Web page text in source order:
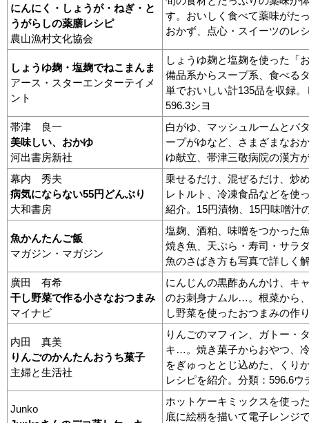
にんにく・しょうが・ねぎ・と
うがらしの薬膳レシピ
農山漁村文化協会
す。おいしく食べて薬味がた
おかず、点心・スイーツのレ
しょうゆ麹・塩麹でねこまんま
アース・スターエンターテイメ
ント
しょうゆ麹と塩麹を使った「
備品系からスープ系、食べる
単でおいしい計135品を収録
596.3シヨ
帯津 良一
美味しい、おかゆ
河出書房新社
白がゆ、マッシュルームとバ
ープがゆなど、さまざまなお
ゆ献立、帯津三敬病院の漢方
幕内 秀夫
病気にならない55円どんぶり
大和書房
乗せるだけ、混ぜるだけ、炒
レトルト、冷凍食品などを使
紹介。15円漬物、15円味噌汁
魚かんたんご飯
マガジン・マガジン
塩麹、酒粕、味噌をつかった
焼き魚、天ぷら・寿司・サラ
魚のさばき方も写真で詳しく
廣田 有希
干し野菜で作る小さなおつまみ
マイナビ
にんじんの黒酢あんかけ、キ
のお刺身ナムル…。根菜から
し野菜を使ったおつまみの作
内田 真美
りんごのかんたんおうち菓子
主婦と生活社
りんごのマフィン、ガトー・
キ…。焼き菓子からおやつ、
をぎゅっととじ込めた、くり
レシピを紹介。分類：596.6ウ
Junko
ホットケーキミックスを使っ
底に絵柄を描いて電子レンジ